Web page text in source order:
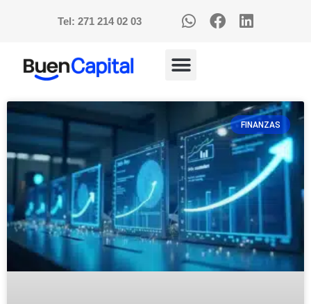
Tel: 271 214 02 03
FINANZAS